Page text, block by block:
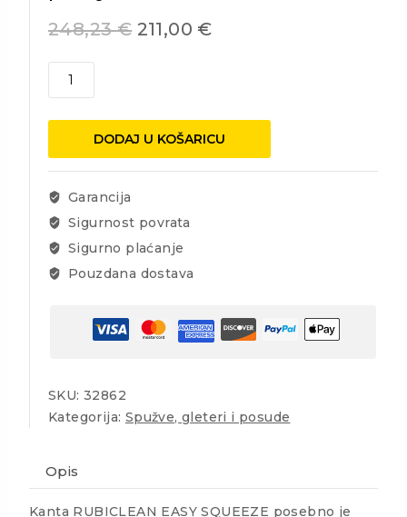
248,23€ 211,00 €
Rubi
velika
kanta
pranje
količina
DODAJ U KOŠARICU
Garancija
Sigurnost povrata
Sigurno plaćanje
Pouzdana dostava
SKU: 32862
Kategorija: Spužve, gleteri i posude
Opis
Kanta RUBICLEAN EASY SQUEEZE posebno je